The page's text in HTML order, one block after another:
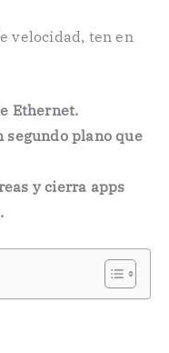
velocidad, ten en
Ethernet.
segundo plano que
y cierra apps